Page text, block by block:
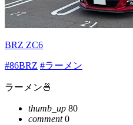
BRZ ZC6
#86BRZ #ラーメン
ラーメン🍜
thumb_up 80
comment0